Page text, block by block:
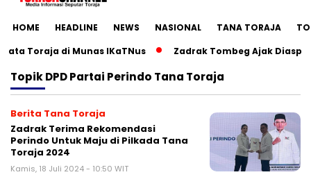
HOME HEADLINE NEWS NASIONAL TANA TORAJA
Toraja di Munas IKaTNus
Zadrak Tombeg Ajak
TopikDPD Partai Perindo Tana Toraja
Berita Tana Toraja
Zadrak Terima Rekomendasi
Perindo Untuk Maju di Pilkada Tana
Toraja 2024
Kamis, 18 Juli 2024 - 10:50 WIT